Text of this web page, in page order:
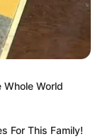
World
For This Family!